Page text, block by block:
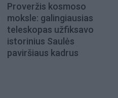
Proveržis kosmoso
moksle: galingiausias
teleskopas užfiksavo
istorinius Saulės
paviršiaus kadrus